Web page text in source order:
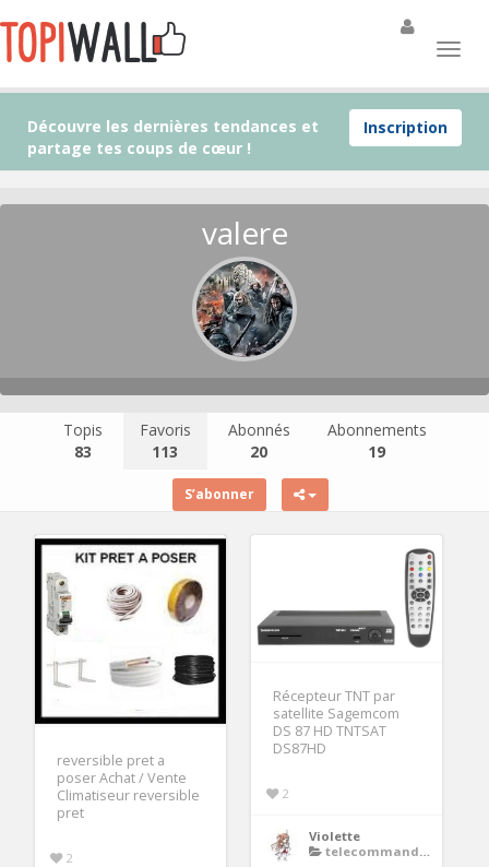
Inscription
Découvre les dernières tendances et
partage tes coups de cœur !
valere
Topis
83
Favoris
113
Abonnés
20
Abonnements
19
S’abonner
reversible pret a
poser Achat / Vente
Climatiseur reversible
pret
2
Récepteur TNT par
satellite Sagemcom
DS 87 HD TNTSAT
DS87HD
2
Violette
telecommande decodeur tnt